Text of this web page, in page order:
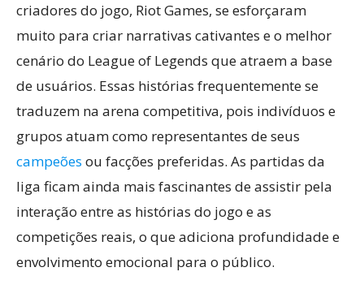
criadores do jogo, Riot Games, se esforçaram
muito para criar narrativas cativantes e o melhor
cenário do League of Legends que atraem a base
de usuários. Essas histórias frequentemente se
traduzem na arena competitiva, pois indivíduos e
grupos atuam como representantes de seus
campeões ou facções preferidas. As partidas da
liga ficam ainda mais fascinantes de assistir pela
interação entre as histórias do jogo e as
competições reais, o que adiciona profundidade e
envolvimento emocional para o público.